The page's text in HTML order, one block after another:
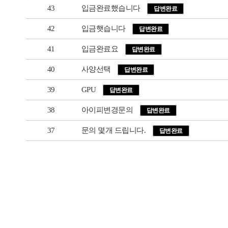
43 입금완료했습니다 답변완료
42 입금햇습니다 답변완료
41 입금완료요 답변완료
40 사양선택 답변완료
39 GPU 답변완료
38 아이피변경문의 답변완료
37 문의 몇개 드립니다. 답변완료